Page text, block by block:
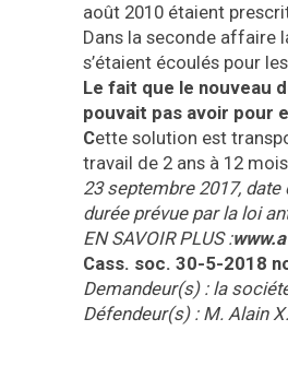
août 2010 étaient
Dans la seconde affaire
s’étaient écoulés pour
Le fait que le nouveau
pouvait pas avoir pour
Cette solution est
travail de 2 ans à 12
23 septembre 2017,
durée prévue par la loi
EN SAVOIR PLUS :
Cass. soc. 30-5-2018
Demandeur(s) : la
Défendeur(s) : M. Alain